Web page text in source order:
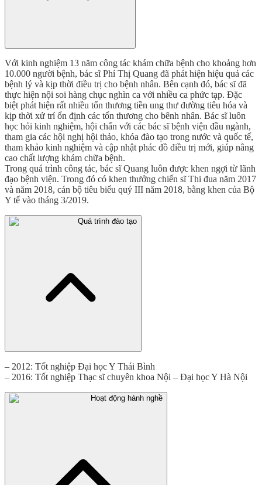
Với kinh nghiệm 13 năm công tác khám chữa bệnh cho khoảng hơn
10.000 người bệnh, bác sĩ Phí Thị Quang đã phát hiện hiệu quả các
bệnh lý và kịp thời điều trị cho bệnh nhân. Bên cạnh đó, bác sĩ đã
thực hiện nội soi hàng chục nghìn ca với nhiều ca phức tạp. Đặc
biệt phát hiện rất nhiều tổn thương tiền ung thư đường tiêu hóa và
kịp thời xử trí ổn định các tổn thương cho bênh nhân. Bác sĩ luôn
học hỏi kinh nghiệm, hội chẩn với các bác sĩ bệnh viện đầu ngành,
tham gia các hội nghị hội thảo, khóa đào tạo trong nước và quốc tế,
tham khảo kinh nghiệm và cập nhật phác đồ điều trị mới, giúp nâng
cao chất lượng khám chữa bệnh.
Trong quá trình công tác, bác sĩ Quang luôn được khen ngợi từ lãnh
đạo bệnh viện. Trong đó có khen thưởng chiến sĩ Thi đua năm 2017
và năm 2018, cán bộ tiêu biểu quý III năm 2018, bằng khen của Bộ
Y tế vào tháng 3/2019.
Quá trình đào tạo
– 2012: Tốt nghiệp Đại học Y Thái Bình
– 2016: Tốt nghiệp Thạc sĩ chuyên khoa Nội – Đại học Y Hà Nội
Hoạt động hành nghề